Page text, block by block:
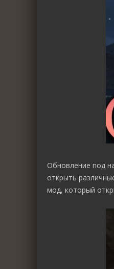
Обновление под
открыть
мод, который